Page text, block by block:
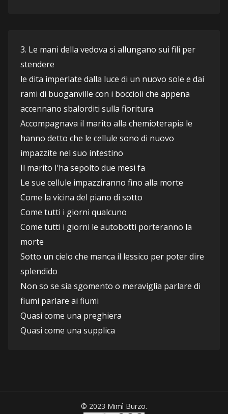
3. Le mani della vedova si allungano sui fili per
stendere
le dita imperlate dalla luce di un nuovo sole e dai
rami di buoganville con i boccioli che appena
accennano sbalorditi sulla fioritura
Accompagnava il marito alla chemioterapia le
hanno detto che le cellule sono di nuovo
impazzite nel suo intestino
Il marito l'ha sepolto due mesi fa
Le sue cellule impazziranno fino alla morte
Come la vicina del piano di sotto
Come tutti i giorni qualcuno
Come tutti i giorni le autobotti porteranno la
morte
Sotto un cielo che manca il lessico per poter dire
splendido
Non so se sia sgomento o meraviglia parlare di
fiumi parlare ai fiumi
Quasi come una preghiera
Quasi come una supplica
© 2023 Mimì Burzo.